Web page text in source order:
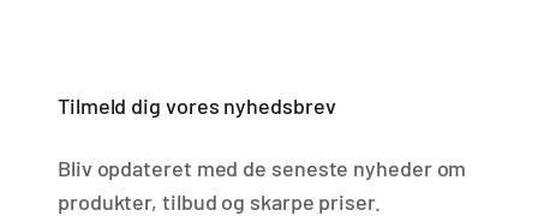
Tilmeld dig vores nyhedsbrev
Bliv opdateret med de seneste nyheder om
produkter, tilbud og skarpe priser.